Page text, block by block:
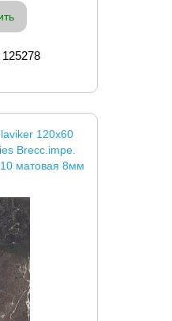
120x60
Brecc.impe.
матовая 8мм